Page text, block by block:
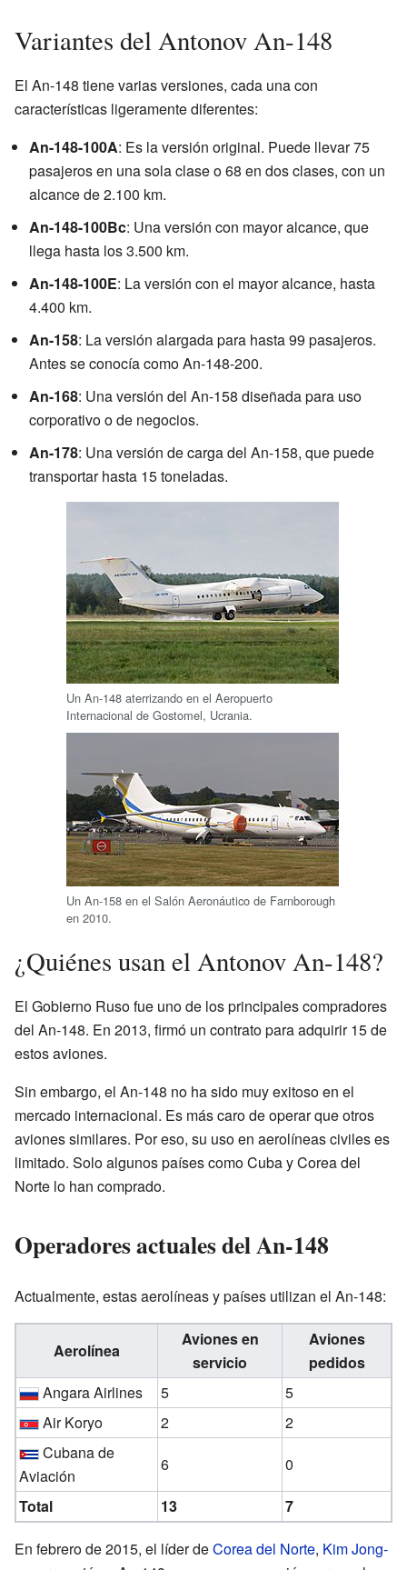
Variantes del Antonov An-148
El An-148 tiene varias versiones, cada una con
características ligeramente diferentes:
An-148-100A: Es la versión original. Puede llevar 75
pasajeros en una sola clase o 68 en dos clases, con un
alcance de 2.100 km.
An-148-100Bc: Una versión con mayor alcance, que
llega hasta los 3.500 km.
An-148-100E: La versión con el mayor alcance, hasta
4.400 km.
An-158: La versión alargada para hasta 99 pasajeros.
Antes se conocía como An-148-200.
An-168: Una versión del An-158 diseñada para uso
corporativo o de negocios.
An-178: Una versión de carga del An-158, que puede
transportar hasta 15 toneladas.
Un An-148 aterrizando en el Aeropuerto
Internacional de Gostomel, Ucrania.
Un An-158 en el Salón Aeronáutico de Farnborough
en 2010.
¿Quiénes usan el Antonov An-148?
El Gobierno Ruso fue uno de los principales compradores
del An-148. En 2013, firmó un contrato para adquirir 15 de
estos aviones.
Sin embargo, el An-148 no ha sido muy exitoso en el
mercado internacional. Es más caro de operar que otros
aviones similares. Por eso, su uso en aerolíneas civiles es
limitado. Solo algunos países como Cuba y Corea del
Norte lo han comprado.
Operadores actuales del An-148
Actualmente, estas aerolíneas y países utilizan el An-148:
Aerolínea
Aviones en
servicio
Aviones
pedidos
Angara Airlines
5
5
Air Koryo
2
2
Cubana de
Aviación
6
0
Total
13 7
En febrero de 2015, el líder deCorea del Norte, Kim Jong-